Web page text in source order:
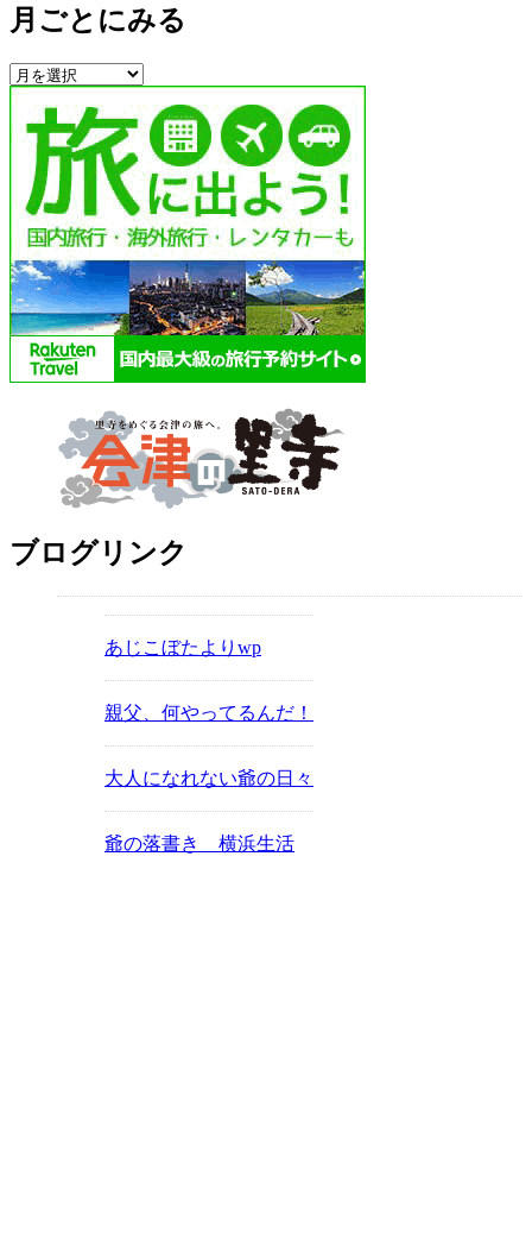
月ごとにみる
月
ご
と
る
ブログリンク
あじこぼたよりwp
親父、何やってるんだ！
大人になれない爺の日々
爺の落書き 横浜生活